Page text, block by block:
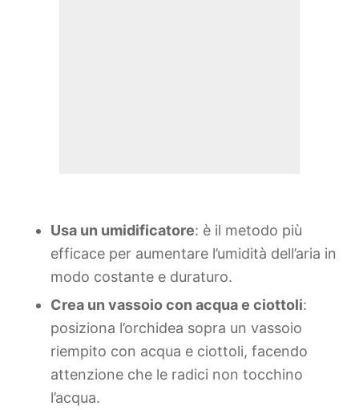
Usa un umidificatore: è il metodo più
efficace per aumentare l’umidità dell’aria in
modo costante e duraturo.
Crea un vassoio con acqua e ciottoli:
posiziona l’orchidea sopra un vassoio
riempito con acqua e ciottoli, facendo
attenzione che le radici non tocchino
l’acqua.